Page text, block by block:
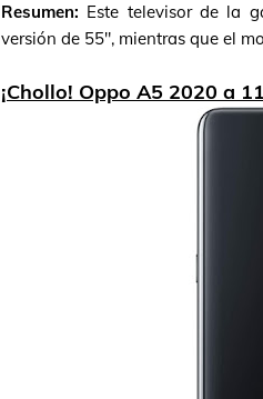
Resumen: Este televisor de la
versión de 55", mientras que el
¡Chollo! Oppo A5 2020 a